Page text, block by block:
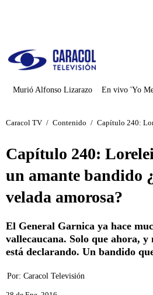
Murió Alfonso Lizarazo En vivo 'Yo
Caracol TV / Contenido / Capítulo 240:
Capítulo 240:
un amante bandido
velada amorosa?
El General Garnica ya hace
vallecaucana. Solo que ahora, y
está declarando. Un bandido
Por: Caracol Televisión